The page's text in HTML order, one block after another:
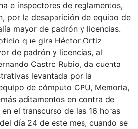
e inspectores de reglamentos,
por la desaparición de equipo de
mayor de padrón y licencias.
que gira Héctor Ortiz
de padrón y licencias, al
Castro Rubio, da cuenta
levantada por la
de cómputo CPU, Memoria,
aditamentos en contra de
el transcurso de las 16 horas
día 24 de este mes, cuando se